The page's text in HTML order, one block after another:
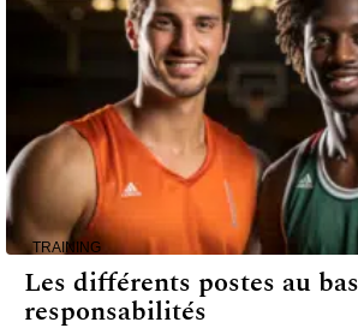
TRAINING
Les différents postes au
responsabilités